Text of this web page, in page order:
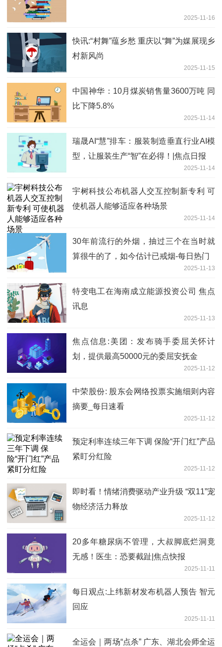
2025-11-16
快讯:“村舞”蕴乡愁 重庆以“舞”为媒展现乡
村新风尚
2025-11-15
中国神华：10月煤炭销售量3600万吨 同
比下降5.8%
2025-11-14
瑞晟AI“慧”排车：服装制造垂直行业AI模
型，让服装生产“智”在必得！|焦点日报
2025-11-14
宇树科技公布机器人交互控制新专利 可
使机器人能够适应各种场景
2025-11-14
30年前流行的外烟，抽过三个在当时就
算很牛的了，如今估计已戒烟-每日热门
2025-11-13
特变电工在海南成立能源投资公司 焦点
讯息
2025-11-13
焦点信息:美团：发布骑手委屈关怀计
划，提供最高50000元的委屈安抚金
2025-11-12
中荣股份: 股东会网络投票实施细则内容
摘要_每日速看
2025-11-12
预定利率连续三年下调 保险“开门红”产品
紧盯分红险
2025-11-12
即时看！情绪消费驱动产业升级 “双11”宠
物经济活力释放
2025-11-12
20多年糖尿病不管理，大叔脚底烂洞竟
无感！医生：恐要截趾|焦点快报
2025-11-11
每日观点:上纬新材发布机器人预告 智元
回应
2025-11-11
全运会｜两场“点杀” 广东、湖北会师全运